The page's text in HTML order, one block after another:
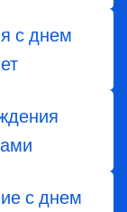
с днем
с днем